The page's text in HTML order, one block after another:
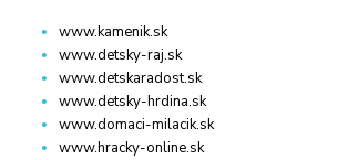
www.kamenik.sk
www.detsky-raj.sk
www.detskaradost.sk
www.detsky-hrdina.sk
www.domaci-milacik.sk
www.hracky-online.sk